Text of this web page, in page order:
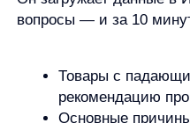
Теперь он видит системную
Образование и НКО
Преподаватель провёл
«Что вам понравилось, что